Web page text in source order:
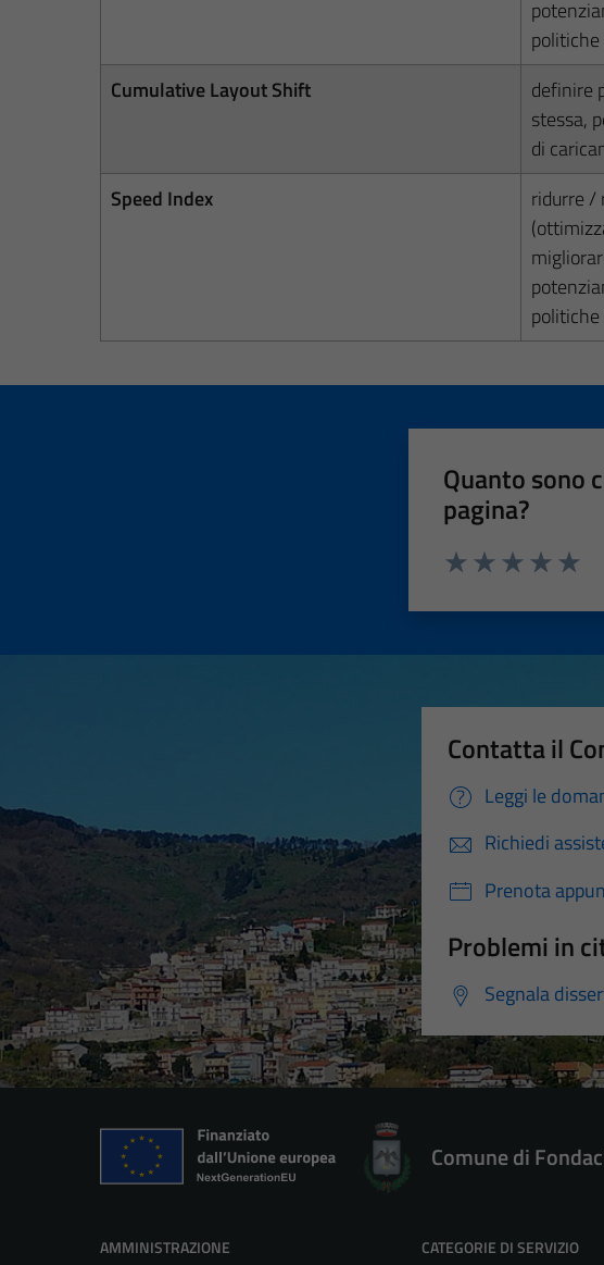
Cumulative Layout Shift
definire
stessa,
di
Speed Index
ridurre /
Quanto sono
pagina?
Contatta il
Leggi le
Richiedi
Prenota
Problemi in
Segnala
Comune di
AMMINISTRAZIONE CATEGORIE DI SERVIZIO